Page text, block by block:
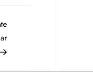
Siguiente
entrada